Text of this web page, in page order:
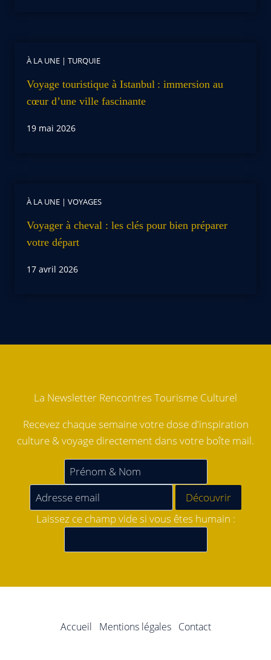
À LA UNE | TURQUIE
Voyage touristique à Istanbul : immersion au
cœur d’une ville fascinante
19 mai 2026
À LA UNE | VOYAGES
Voyager à cheval : les clés pour bien préparer
votre départ
17 avril 2026
La Newsletter Rencontres Tourisme Culturel
Recevez chaque semaine votre dose d'inspiration
culture & voyage directement dans votre boîte mail.
Laissez ce champ vide si vous êtes humain :
Accueil Mentions légales Contact